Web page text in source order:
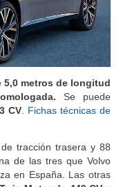
5,0 metros de longitud
Se puede
CV
Fichas técnicas de
tracción trasera y 88
de las tres que Volvo
en España. Las otras